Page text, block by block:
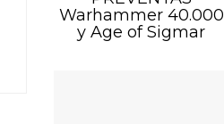
Warhammer 40.000
y Age of Sigmar